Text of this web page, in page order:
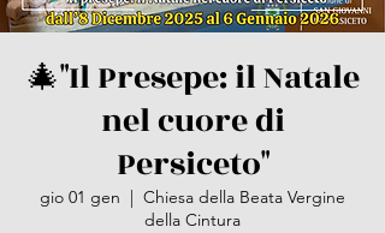
🎄"Il Presepe: il Natale
nel cuore di
Persiceto"
gio 01 gen
  |
Chiesa della Beata Vergine
della Cintura